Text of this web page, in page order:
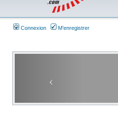
Connexion M’enregistrer